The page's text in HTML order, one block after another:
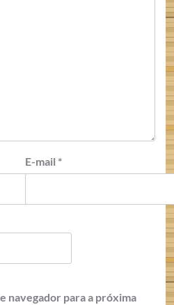
E-mail *
navegador para a próxima